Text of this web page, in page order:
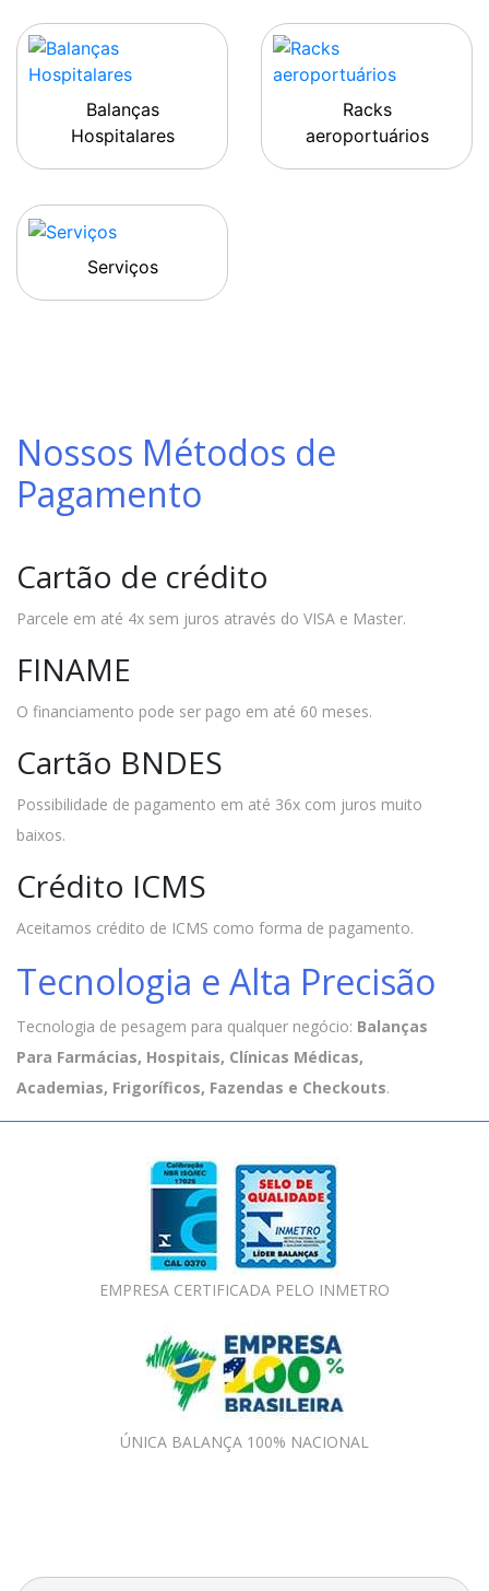
Balanças
Hospitalares
Racks
aeroportuários
Serviços
Nossos Métodos de
Pagamento
Cartão de crédito
Parcele em até 4x sem juros através do VISA e Master.
FINAME
O financiamento pode ser pago em até 60 meses.
Cartão BNDES
Possibilidade de pagamento em até 36x com juros muito
baixos.
Crédito ICMS
Aceitamos crédito de ICMS como forma de pagamento.
Tecnologia e Alta Precisão
Tecnologia de pesagem para qualquer negócio: Balanças
Para Farmácias, Hospitais, Clínicas Médicas,
Academias, Frigoríficos, Fazendas e Checkouts.
EMPRESA CERTIFICADA PELO INMETRO
ÚNICA BALANÇA 100% NACIONAL